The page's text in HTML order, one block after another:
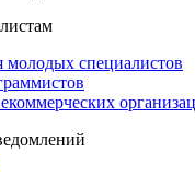
молодых специалистов